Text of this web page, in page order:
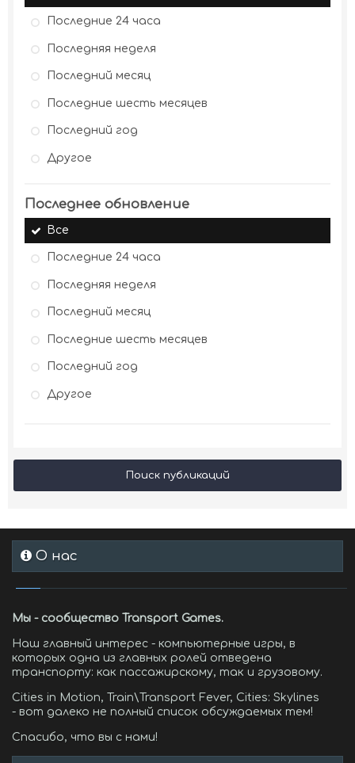
Последние 24 часа
Последняя неделя
Последний месяц
Последние шесть месяцев
Последний год
Другое
Последнее обновление
Все
Последние 24 часа
Последняя неделя
Последний месяц
Последние шесть месяцев
Последний год
Другое
Поиск публикаций
О нас
Мы - сообщество Transport Games.
Наш главный интерес - компьютерные игры, в
которых одна из главных ролей отведена
транспорту: как пассажирскому, так и грузовому.
Cities in Motion, Train\Transport Fever, Cities: Skylines
- вот далеко не полный список обсуждаемых тем!
Спасибо, что вы с нами!